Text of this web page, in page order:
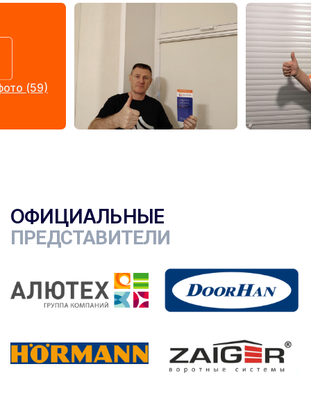
(59)
ОФИЦИАЛЬНЫЕ
ПРЕДСТАВИТЕЛИ